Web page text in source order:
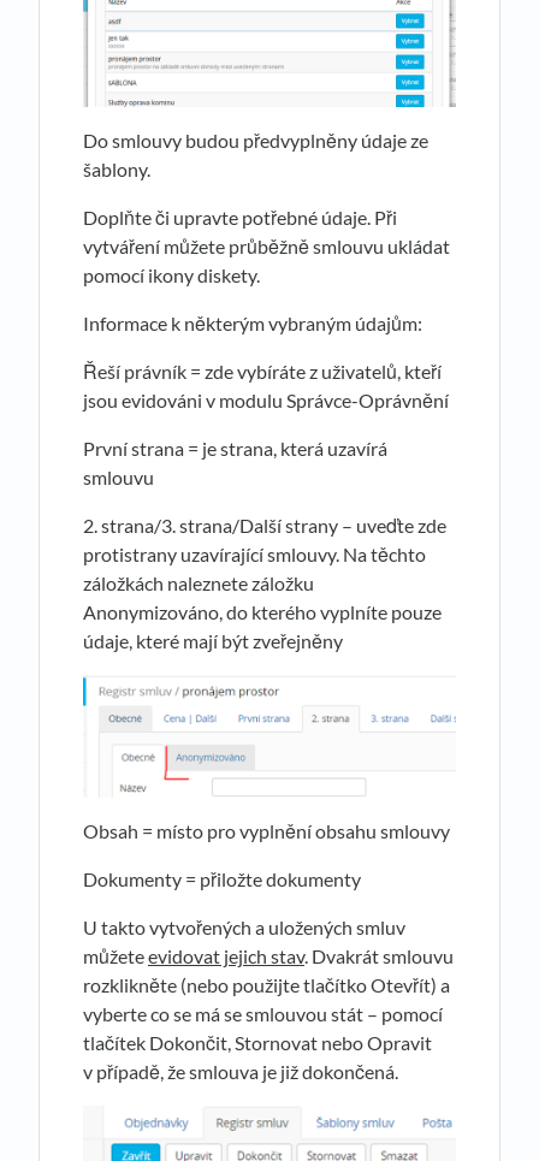
Do smlouvy budou předvyplněny údaje ze
šablony.
Doplňte či upravte potřebné údaje. Při
vytváření můžete průběžně smlouvu ukládat
pomocí ikony diskety.
Informace k některým vybraným údajům:
Řeší právník = zde vybíráte z uživatelů, kteří
jsou evidováni v modulu Správce-Oprávnění
První strana = je strana, která uzavírá
smlouvu
2. strana/3. strana/Další strany – uveďte zde
protistrany uzavírající smlouvy. Na těchto
záložkách naleznete záložku
Anonymizováno, do kterého vyplníte pouze
údaje, které mají být zveřejněny
Obsah = místo pro vyplnění obsahu smlouvy
Dokumenty = přiložte dokumenty
U takto vytvořených a uložených smluv
můžeteevidovat jejich stav. Dvakrát smlouvu
rozklikněte (nebo použijte tlačítko Otevřít) a
vyberte co se má se smlouvou stát – pomocí
tlačítek Dokončit, Stornovat nebo Opravit
v případě, že smlouva je již dokončená.